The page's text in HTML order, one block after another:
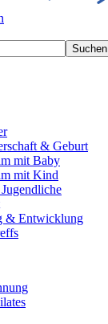
Suchen
& Geburt
mit Baby
mit Kind
& Entwicklung